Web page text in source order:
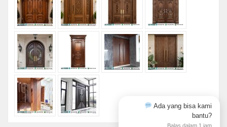
Ada yang bisa kami
bantu?
Balas dalam 1 jam